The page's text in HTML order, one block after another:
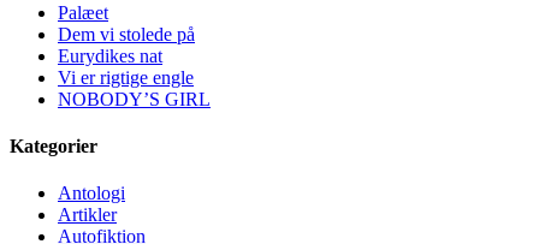
Palæet
Dem vi stolede på
Eurydikes nat
Vi er rigtige engle
NOBODY’S GIRL
Kategorier
Antologi
Artikler
Autofiktion